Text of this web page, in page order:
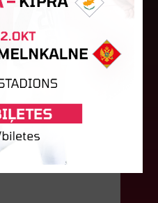
lēmumi
sēdes protokols
gada 6. augustā.
Jevgenija
Grīnbergs...